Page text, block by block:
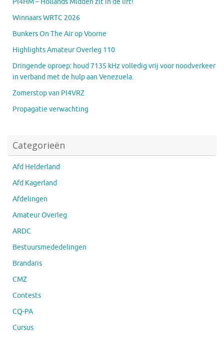
PI4HM – Hollands Midden zit in de lift!
Winnaars WRTC 2026
Bunkers On The Air op Voorne
Highlights Amateur Overleg 110
Dringende oproep: houd 7135 kHz volledig vrij voor noodverkeer
in verband met de hulp aan Venezuela.
Zomerstop van PI4VRZ
Propagatie verwachting
Categorieën
Afd Helderland
Afd Kagerland
Afdelingen
Amateur Overleg
ARDC
Bestuursmededelingen
Brandaris
CMZ
Contests
CQ-PA
Cursus